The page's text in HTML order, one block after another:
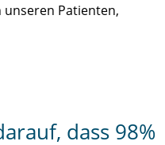
Patienten,
dass 98%